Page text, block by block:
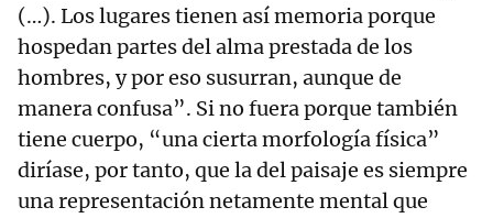
(…). Los lugares tienen así memoria porque
hospedan partes del alma prestada de los
hombres, y por eso susurran, aunque de
manera confusa”. Si no fuera porque también
tiene cuerpo, “una cierta morfología física”
diríase, por tanto, que la del paisaje es siempre
una representación netamente mental que